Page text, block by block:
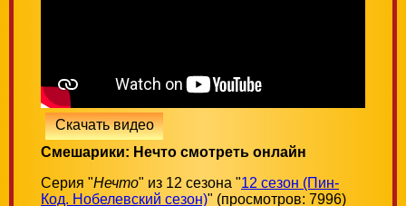
Скачать видео
Смешарики: Нечто смотреть онлайн
Серия "Нечто" из 12 сезона "12 сезон (Пин-
Код. Нобелевский сезон)" (просмотров: 7996)